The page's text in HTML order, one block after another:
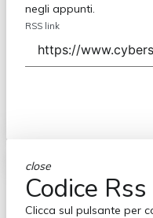
negli appunti.
RSS link
close
Codice Rss
Clicca sul pulsante per